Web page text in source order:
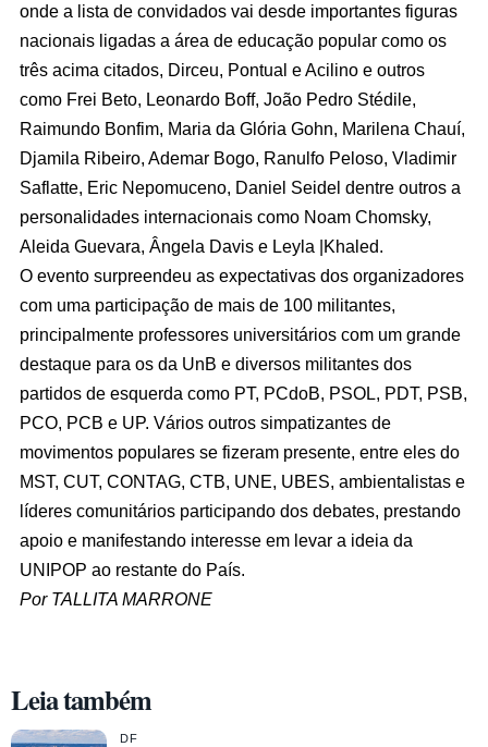
onde a lista de convidados vai desde importantes figuras
nacionais ligadas a área de educação popular como os
três acima citados, Dirceu, Pontual e Acilino e outros
como Frei Beto, Leonardo Boff, João Pedro Stédile,
Raimundo Bonfim, Maria da Glória Gohn, Marilena Chauí,
Djamila Ribeiro, Ademar Bogo, Ranulfo Peloso, Vladimir
Saflatte, Eric Nepomuceno, Daniel Seidel dentre outros a
personalidades internacionais como Noam Chomsky,
Aleida Guevara, Ângela Davis e Leyla |Khaled.
O evento surpreendeu as expectativas dos organizadores
com uma participação de mais de 100 militantes,
principalmente professores universitários com um grande
destaque para os da UnB e diversos militantes dos
partidos de esquerda como PT, PCdoB, PSOL, PDT, PSB,
PCO, PCB e UP. Vários outros simpatizantes de
movimentos populares se fizeram presente, entre eles do
MST, CUT, CONTAG, CTB, UNE, UBES, ambientalistas e
líderes comunitários participando dos debates, prestando
apoio e manifestando interesse em levar a ideia da
UNIPOP ao restante do País.
Por TALLITA MARRONE
Leia também
DF